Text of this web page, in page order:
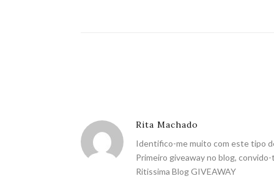
Rita Machado
Identifico-me muito com este tipo
Primeiro giveaway no blog,
Ritissima Blog GIVEAWAY